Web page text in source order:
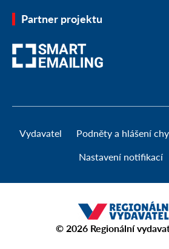
Partner projektu
Vydavatel Podněty a hlášení
Nastavení notifikací
© 2026 Regionální